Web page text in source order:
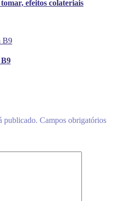
efeitos colateriais
publicado. Campos obrigatórios